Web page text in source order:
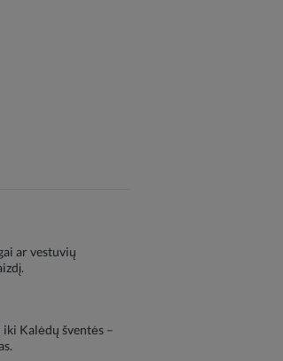
ar vestuvių
Kalėdų šventės –